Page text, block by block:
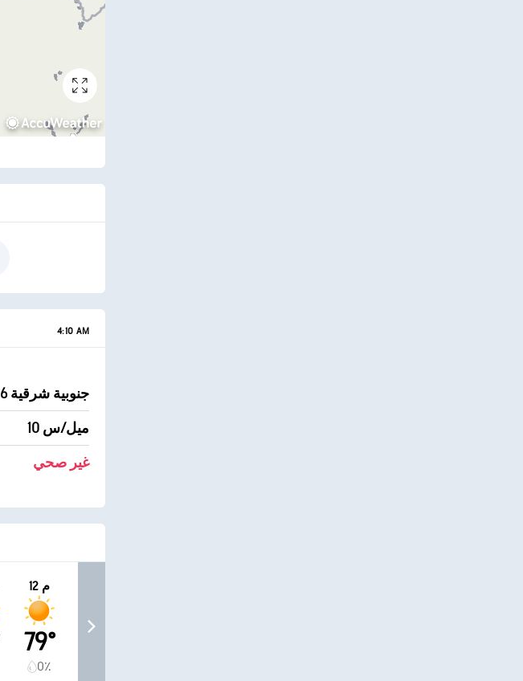
4:10 AM
جنوبية شرقية 6 ميل/س
10 ميل/س
غير صحي
12 م
79°
0٪